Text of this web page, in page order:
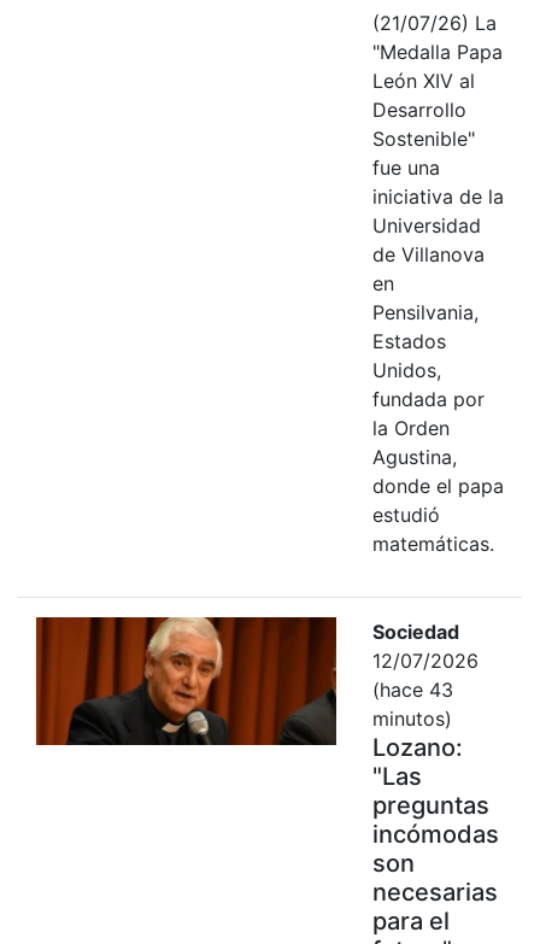
(21/07/26) La
"Medalla Papa
León XIV al
Desarrollo
Sostenible"
fue una
iniciativa de la
Universidad
de Villanova
en
Pensilvania,
Estados
Unidos,
fundada por
la Orden
Agustina,
donde el papa
estudió
matemáticas.
Sociedad
12/07/2026
(hace 43
minutos)
Lozano:
"Las
preguntas
incómodas
son
necesarias
para el